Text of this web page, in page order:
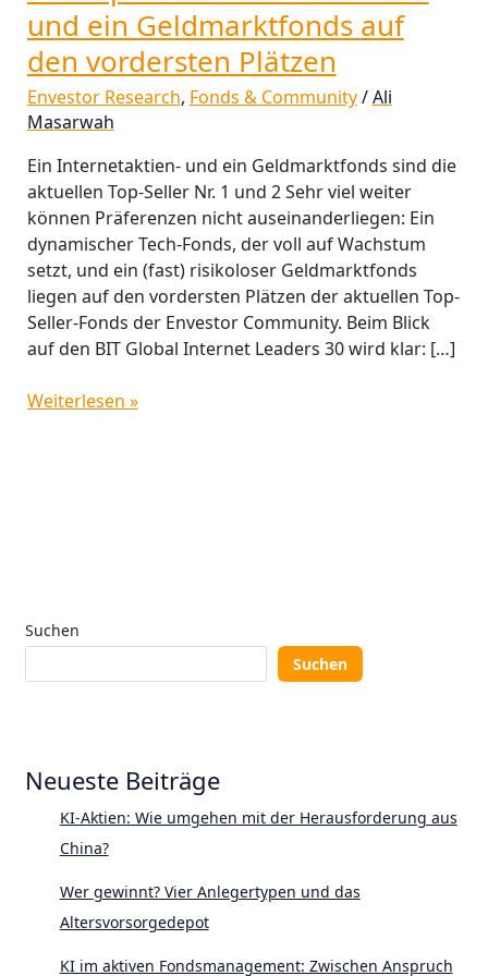
und ein Geldmarktfonds auf
den vordersten Plätzen
Envestor Research, Fonds & Community/Ali
Masarwah
Ein Internetaktien- und ein Geldmarktfonds sind die
aktuellen Top-Seller Nr. 1 und 2 Sehr viel weiter
können Präferenzen nicht auseinanderliegen: Ein
dynamischer Tech-Fonds, der voll auf Wachstum
setzt, und ein (fast) risikoloser Geldmarktfonds
liegen auf den vordersten Plätzen der aktuellen Top-
Seller-Fonds der Envestor Community. Beim Blick
auf den BIT Global Internet Leaders 30 wird klar: […]
Weiterlesen »
Suchen
Suchen
Neueste Beiträge
KI-Aktien: Wie umgehen mit der Herausforderung aus
China?
Wer gewinnt? Vier Anlegertypen und das
Altersvorsorgedepot
KI im aktiven Fondsmanagement: Zwischen Anspruch